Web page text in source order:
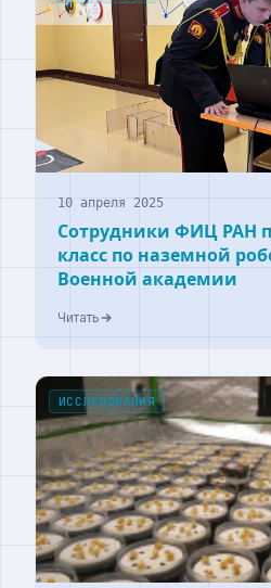
10 апреля 2025
Сотрудники ФИЦ РАН
класс по наземной
Военной академии
Читать
ИССЛЕДОВАНИЯ